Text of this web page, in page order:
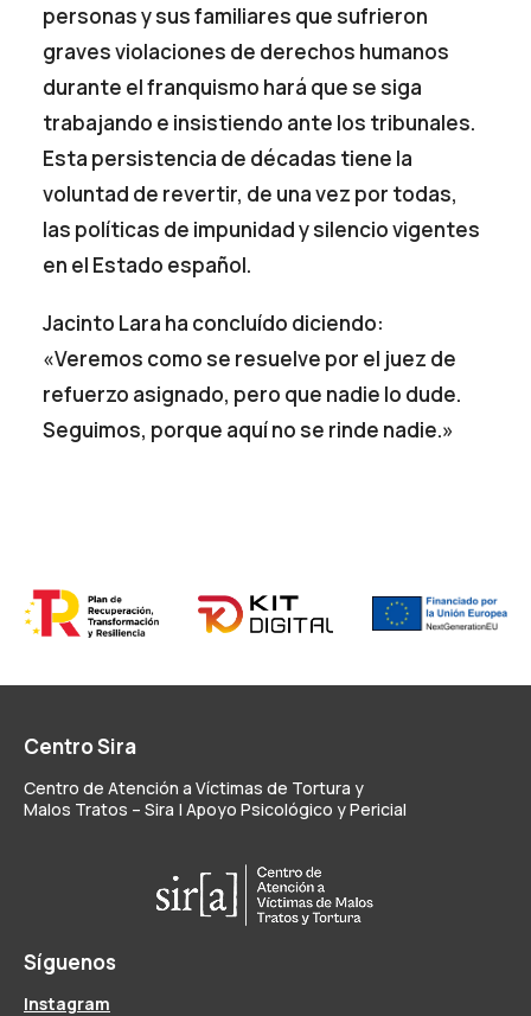
personas y sus familiares que sufrieron
graves violaciones de derechos humanos
durante el franquismo hará que se siga
trabajando e insistiendo ante los tribunales.
Esta persistencia de décadas tiene la
voluntad de revertir, de una vez por todas,
las políticas de impunidad y silencio vigentes
en el Estado español.
Jacinto Lara ha concluído diciendo:
«Veremos como se resuelve por el juez de
refuerzo asignado, pero que nadie lo dude.
Seguimos, porque aquí no se rinde nadie.»
Centro Sira
Centro de Atención a Víctimas de Tortura y
Malos Tratos – Sira | Apoyo Psicológico y Pericial
Síguenos
Instagram